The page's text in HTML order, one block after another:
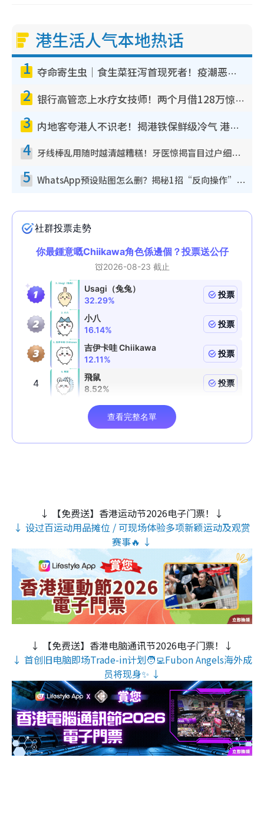
港生活人气本地热话
1 夺命寄生虫｜食生菜狂泻首现死者！疫潮恶化录1.8万宗病例 揭洗菜3大谬误
2 银行高管恋上水疗女技师！两个月借128万惊觉“沉船”沉落火海 揭背后疑似邪教操控卖淫
3 内地客夸港人不识老！揭港铁保鲜级冷气 港人求放过：别投诉
4 牙线棒乱用随时越清越糟糕！牙医惊揭盲目过户细菌恐致蛀牙：这种才是日常真保养
5 WhatsApp预设贴图怎么删？揭秘1招“反向操作”还原简洁界面 附3步实测教程
↓ 【免费送】香港运动节2026电子门票！↓
↓ 设过百运动用品摊位 / 可现场体验多项新颖运动及观赏
赛事🔥 ↓
↓ 【免费送】香港电脑通讯节2026电子门票！↓
↓ 首创旧电脑即场Trade-in计划🧑‍💻Fubon Angels海外成
员将现身✨ ↓